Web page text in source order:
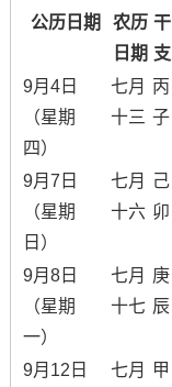
公历日期
农历
日期
干
支
9月4日
（星期
四）
七月
十三
丙
子
9月7日
（星期
日）
七月
十六
己
卯
9月8日
（星期
一）
七月
十七
庚
辰
9月12日
七月
甲